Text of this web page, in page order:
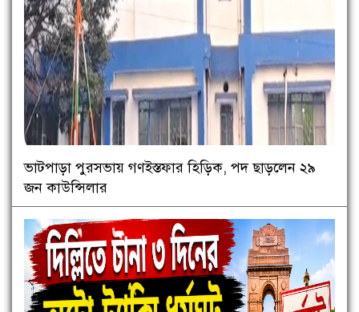
ভাটপাড়া পুরসভায় গণইস্তফার হিড়িক, পদ ছাড়লেন ২৯
জন কাউন্সিলার